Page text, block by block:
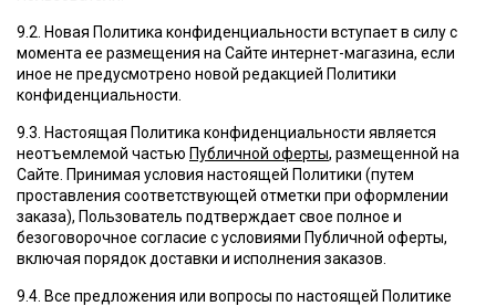
9.2. Новая Политика конфиденциальности вступает в силу с
момента ее размещения на Сайте интернет-магазина, если
иное не предусмотрено новой редакцией Политики
конфиденциальности.
9.3. Настоящая Политика конфиденциальности является
неотъемлемой частью Публичной оферты, размещенной на
Сайте. Принимая условия настоящей Политики (путем
проставления соответствующей отметки при оформлении
заказа), Пользователь подтверждает свое полное и
безоговорочное согласие с условиями Публичной оферты,
включая порядок доставки и исполнения заказов.
9.4. Все предложения или вопросы по настоящей Политике